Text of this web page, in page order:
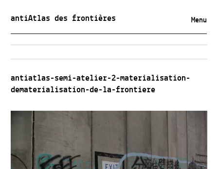
antiAtlas des frontières Menu
antiatlas-semi-atelier-2-materialisation-
dematerialisation-de-la-frontiere